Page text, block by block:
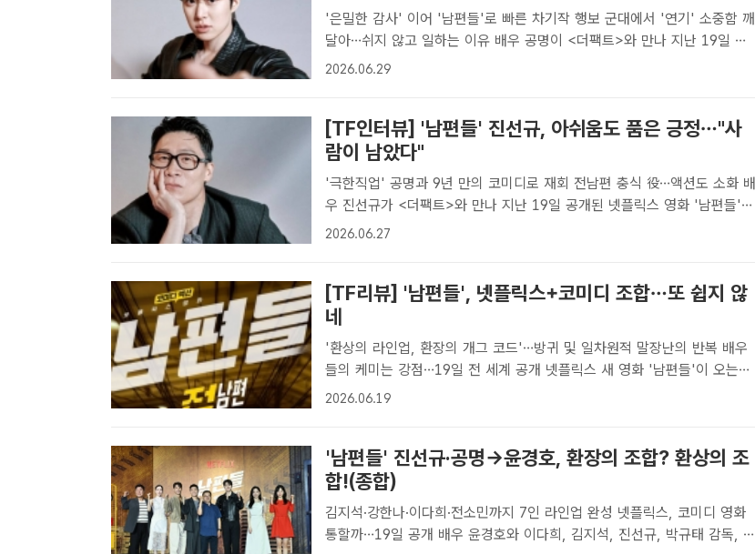
'은밀한 감사' 이어 '남편들'로 빠른 차기작 행보 군대에서 '연기' 소중함 깨
달아…쉬지 않고 일하는 이유 배우 공명이 <더팩트>와 만나 지난 19일 공
개된 넷플릭스 영화 '남편들' 관련 인터뷰를 진행했다. /넷플릭스[더팩트ㅣ
2026.06.29
[TF인터뷰] '남편들' 진선규, 아쉬움도 품은 긍정…"사
람이 남았다"
'극한직업' 공명과 9년 만의 코미디로 재회 전남편 충식 役…액션도 소화 배
우 진선규가 <더팩트>와 만나 지난 19일 공개된 넷플릭스 영화 '남편들'
관련 인터뷰를 진행했다. /넷플릭스[더팩트ㅣ김샛별 기자] 코미디는 어렵다.
2026.06.27
[TF리뷰] '남편들', 넷플릭스+코미디 조합…또 쉽지 않
네
'환상의 라인업, 환장의 개그 코드'…방귀 및 일차원적 말장난의 반복 배우
들의 케미는 강점…19일 전 세계 공개 넷플릭스 새 영화 '남편들'이 오는
19일 오후 5시 전 세계에 공개된다. /넷플릭스[더팩트ㅣ김샛별 기자] 좋은
2026.06.19
'남편들' 진선규·공명→윤경호, 환장의 조합? 환상의 조
합!(종합)
김지석·강한나·이다희·전소민까지 7인 라인업 완성 넷플릭스, 코미디 영화
통할까…19일 공개 배우 윤경호와 이다희, 김지석, 진선규, 박규태 감독, 배